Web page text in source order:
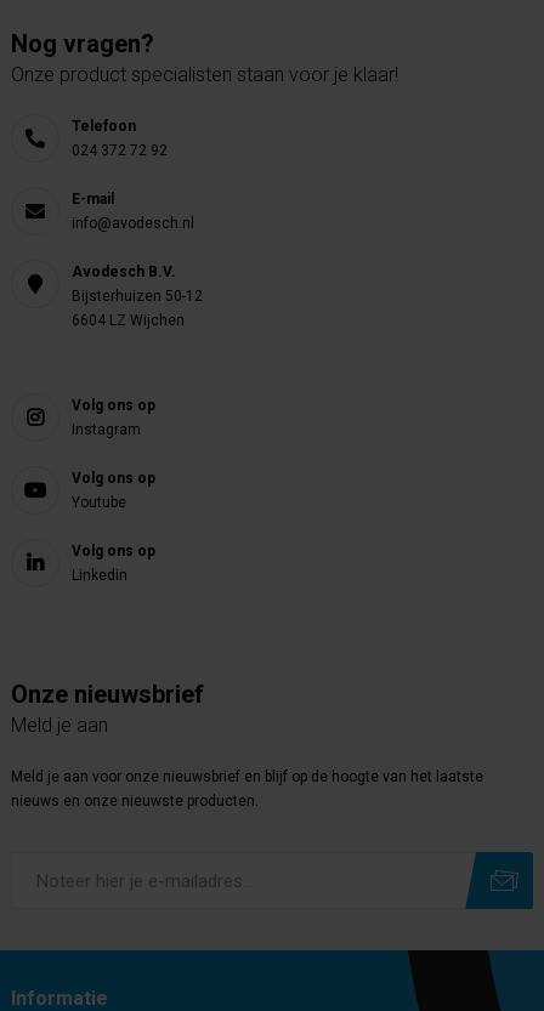
Nog vragen?
Onze product specialisten staan voor je klaar!
Telefoon
024 372 72 92
E-mail
info@avodesch.nl
Avodesch B.V.
Bijsterhuizen 50-12
6604 LZ Wijchen
Volg ons op
Instagram
Volg ons op
Youtube
Volg ons op
Linkedin
Onze nieuwsbrief
Meld je aan
Meld je aan voor onze nieuwsbrief en blijf op de hoogte van het laatste
nieuws en onze nieuwste producten.
Informatie